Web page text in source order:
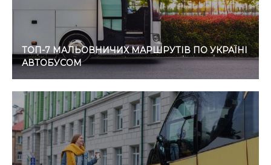
ТОП-7 МАЛЬОВНИЧИХ МАРШРУТІВ ПО УКРАЇНІ
АВТОБУСОМ